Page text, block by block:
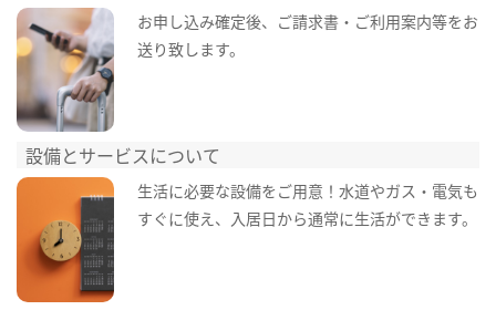
お申し込み確定後、ご請求書・ご利用案内等をお
送り致します。
設備とサービスについて
生活に必要な設備をご用意！水道やガス・電気も
すぐに使え、入居日から通常に生活ができます。